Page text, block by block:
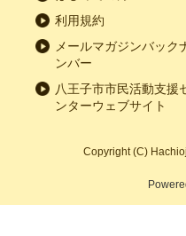
利用規約
メールマガジンバック
ンバー
八王子市市民活動支援
ンターウェブサイト
Copyright(C)